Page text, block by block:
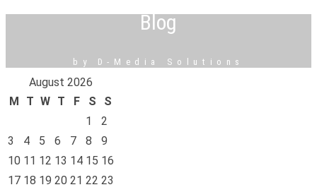
Blog
by D-Media Solutions
August 2026
M
T W T F S
S
1
2
3
4 5 6 7 8
9
10 11 12 13 14 15 16
17 18 19 20 21 22 23